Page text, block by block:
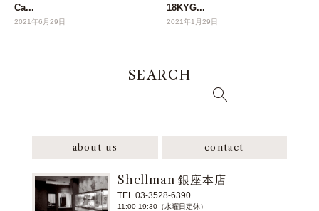
Ca...
2021年6月29日
18KYG...
2021年1月29日
SEARCH
about us contact
Shellman 銀座本店
TEL 03-3528-6390
11:00-19:30（水曜日定休）